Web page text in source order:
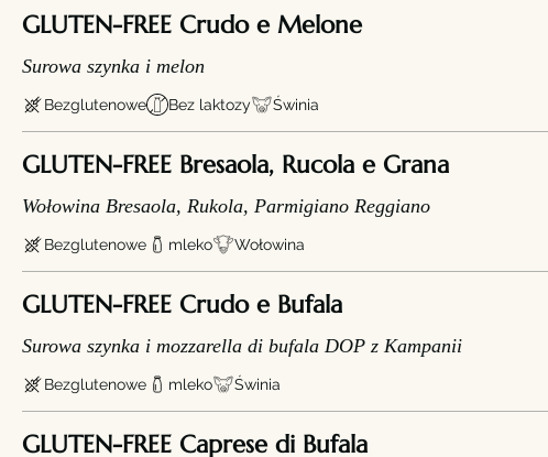
GLUTEN-FREE Crudo e Melone
Surowa szynka i melon
Bezglutenowe Bez laktozy Świnia
GLUTEN-FREE Bresaola, Rucola e Grana
Wołowina Bresaola, Rukola, Parmigiano Reggiano
Bezglutenowe mleko Wołowina
GLUTEN-FREE Crudo e Bufala
Surowa szynka i mozzarella di bufala DOP z Kampanii
Bezglutenowe mleko Świnia
GLUTEN-FREE Caprese di Bufala